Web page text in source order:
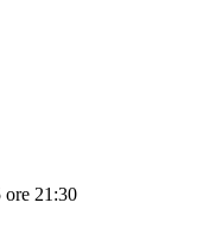
ore 21:30